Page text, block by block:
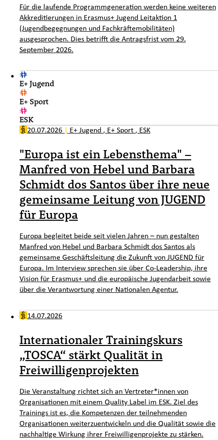
Für die laufende Programmgeneration werden keine weiteren
Akkreditierungen in Erasmus+ Jugend Leitaktion 1
(Jugendbegegnungen und Fachkräftemobilitäten)
ausgesprochen. Dies betrifft die Antragsfrist vom 29.
September 2026.
E+ Jugend
E+ Sport
ESK
20.07.2026 | E+ Jugend , E+ Sport , ESK
"Europa ist ein Lebensthema" –
Manfred von Hebel und Barbara
Schmidt dos Santos über ihre neue
gemeinsame Leitung von JUGEND
für Europa
Europa begleitet beide seit vielen Jahren – nun gestalten
Manfred von Hebel und Barbara Schmidt dos Santos als
gemeinsame Geschäftsleitung die Zukunft von JUGEND für
Europa. Im Interview sprechen sie über Co-Leadership, ihre
Vision für Erasmus+ und die europäische Jugendarbeit sowie
über die Verantwortung einer Nationalen Agentur.
14.07.2026
Internationaler Trainingskurs
„TOSCA“ stärkt Qualität in
Freiwilligenprojekten
Die Veranstaltung richtet sich an Vertreter*innen von
Organisationen mit einem Quality Label im ESK. Ziel des
Trainings ist es, die Kompetenzen der teilnehmenden
Organisationen weiterzuentwickeln und die Qualität sowie die
nachhaltige Wirkung ihrer Freiwilligenprojekte zu stärken.